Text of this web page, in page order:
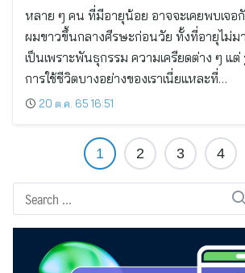
หลาย ๆ คน ที่มีอายุน้อย อาจจะเคยพบเจ
ผมขาวขึ้นกลางศีรษะก่อนวัย ทั้งที่อายุไม่ม
เป็นเพราะพันธุกรรม ความเครียดต่าง ๆ แ
การใช้ชีวิตบางอย่างของเราเนี่ยแหละที่…
20 ต.ค. 65 16:51
1 2 3 4